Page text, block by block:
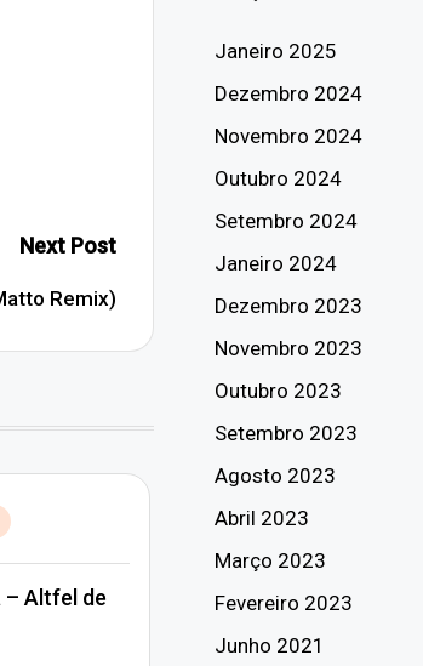
Next Post
Remix)
– Altfel de
Janeiro 2025
Dezembro 2024
Novembro 2024
Outubro 2024
Setembro 2024
Janeiro 2024
Dezembro 2023
Novembro 2023
Outubro 2023
Setembro 2023
Agosto 2023
Abril 2023
Março 2023
Fevereiro 2023
Junho 2021